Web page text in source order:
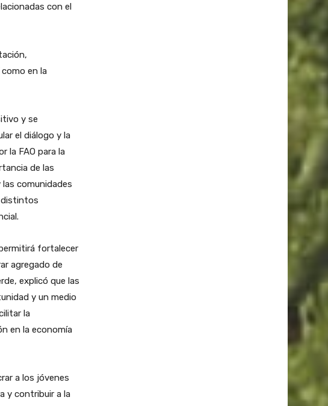
con el
en la
y se
el diálogo y la
la FAO para la
de las
las comunidades
distintos
fortalecer
agregado de
explicó que las
y un medio
la
en la economía
a los jóvenes
y contribuir a la